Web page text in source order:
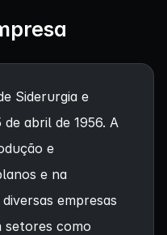
Siderurgia e
abril de 1956. A
e
e na
empresas
setores como